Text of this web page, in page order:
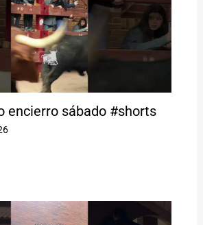
encierro sábado #shorts